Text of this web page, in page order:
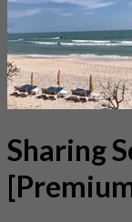
Sharing